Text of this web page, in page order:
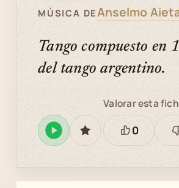
MÚSICA DEAnselmo
Tango compuesto en
del tango argentino.
ReproducirGUARDAR
Valorar esta
Está
0